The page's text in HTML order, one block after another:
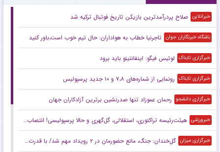
خبرانلاین صلاح پردرآمدترین بازیکن تاریخ فوتبال ترکیه شد
باشگاه خبرنگاران جوان تاجرنیا خطاب به هواداران: حال تیم خوب است،باور کنید
خبرگزاری تابناک لوئیس فیگو: اینفانتینو باید برود
خبرگزاری تابناک رونمایی از شماره‌های ۷،۸ و ۱۰ جدید پرسپولیس
خبرگزاری دانشجو رحمان عموزاد تنها صدرنشین برترین آزادکاران جهان
خبرورزشی هیئت‌رئیسه تراکتوری، استقلالی، گل‌گهری و حالا پرسپولیسی! انتصاب‌های عجیب در باشگاه‌های خاص؛ فدراسیون حتما جوابگو باشد
خبرگزاری میزان گل‌خندان: جنگ، مانع حضورمان در ۲ رویداد مهم شد/ با قدرت برای بازی‌های آسیایی و سهمیه المپیک می‌جنگیم